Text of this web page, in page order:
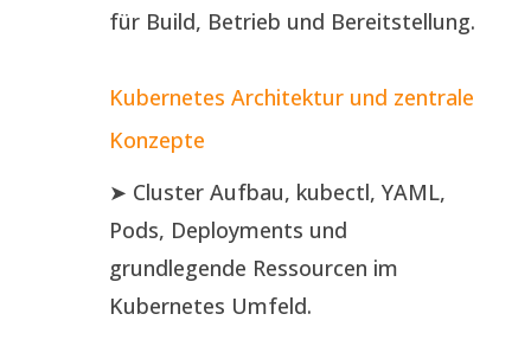
für Build, Betrieb und Bereitstellung.
Kubernetes Architektur und zentrale
Konzepte
➤ Cluster Aufbau, kubectl, YAML,
Pods, Deployments und
grundlegende Ressourcen im
Kubernetes Umfeld.